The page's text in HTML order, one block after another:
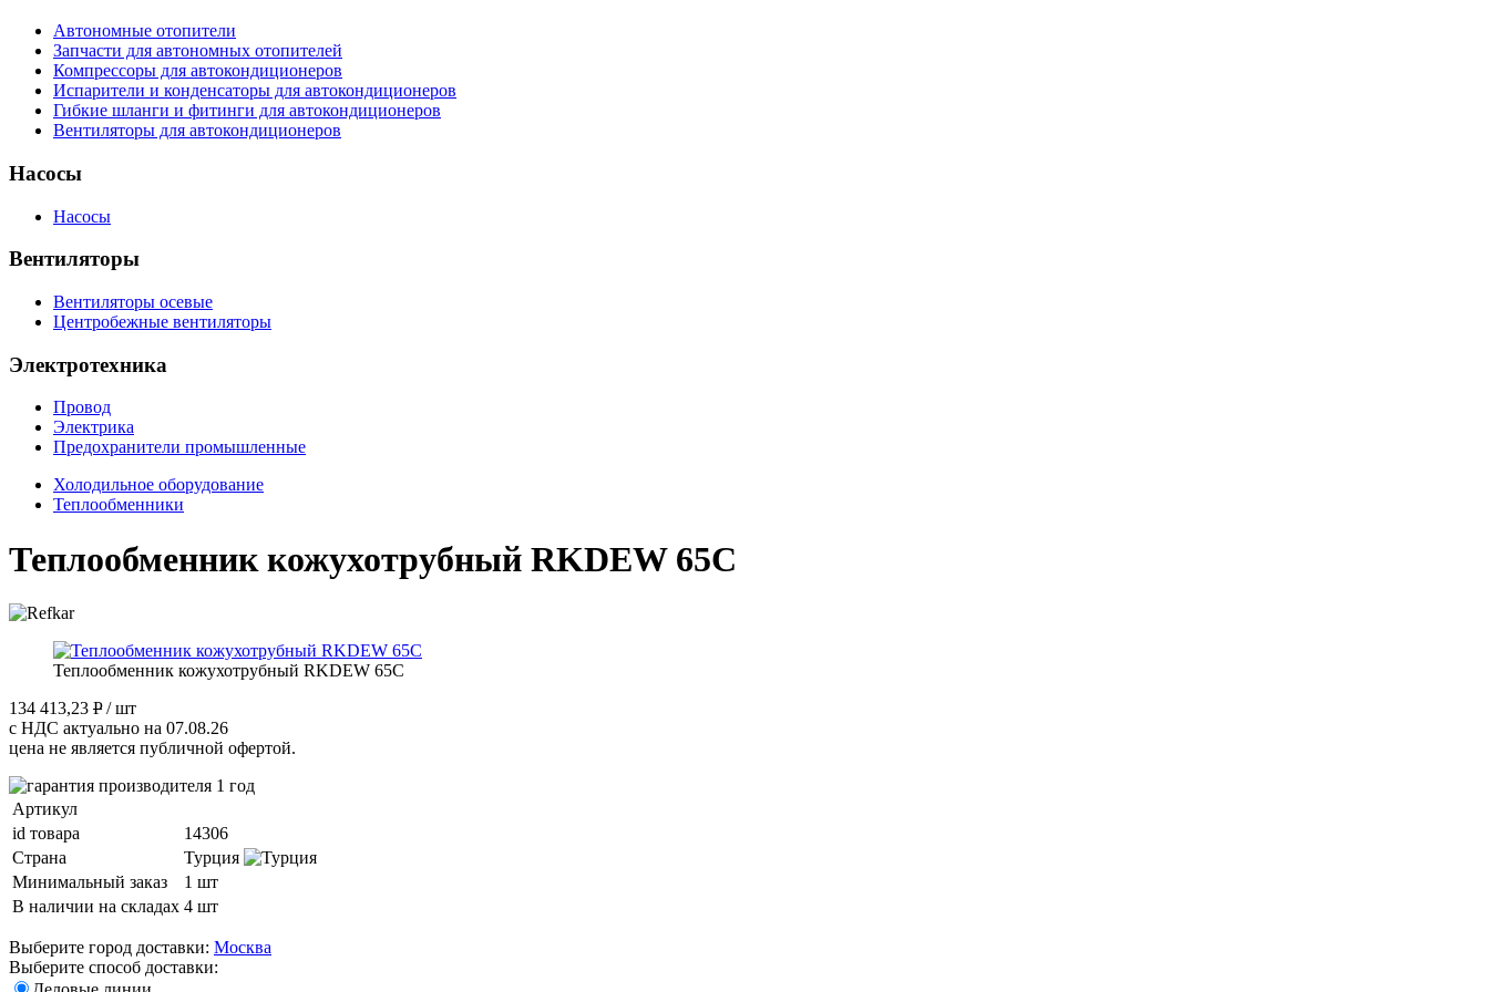
Автономные отопители
Запчасти для автономных отопителей
Компрессоры для автокондиционеров
Испарители и конденсаторы для автокондиционеров
Гибкие шланги и фитинги для автокондиционеров
Вентиляторы для автокондиционеров
Насосы
Насосы
Вентиляторы
Вентиляторы осевые
Центробежные вентиляторы
Электротехника
Провод
Электрика
Предохранители промышленные
Холодильное оборудование
Теплообменники
Теплообменник кожухотрубный RKDEW 65C
Теплообменник кожухотрубный RKDEW 65C
134 413,23 P / шт
с НДС актуально на 07.08.26
цена не является публичной офертой.
Артикул
id товара
14306
Страна
Турция
Минимальный заказ
1 шт
В наличии на складах 4 шт
Выберите город доставки: Москва
Выберите способ доставки: